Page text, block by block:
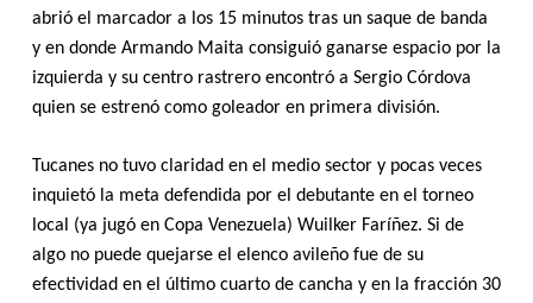
abrió el marcador a los 15 minutos tras un saque de banda
y en donde Armando Maita consiguió ganarse espacio por la
izquierda y su centro rastrero encontró a Sergio Córdova
quien se estrenó como goleador en primera división.
Tucanes no tuvo claridad en el medio sector y pocas veces
inquietó la meta defendida por el debutante en el torneo
local (ya jugó en Copa Venezuela) Wuilker Faríñez. Si de
algo no puede quejarse el elenco avileño fue de su
efectividad en el último cuarto de cancha y en la fracción 30